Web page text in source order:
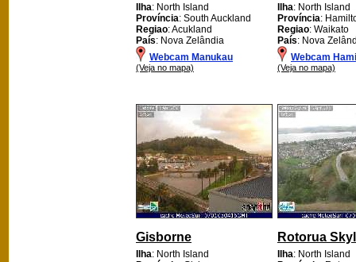
Ilha: North Island
Província: South Auckland
Regiao: Acukland
País: Nova Zelândia
Webcam Manukau
(Veja no mapa)
Ilha: North Island
Província:
Regiao: Waikato
País: Nova
Webcam
(Veja no mapa)
Gisborne
Ilha: North Island
Rotorua
Ilha: North Island